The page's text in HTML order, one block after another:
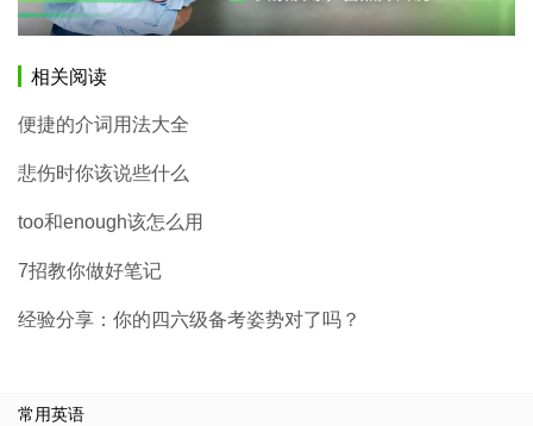
相关阅读
便捷的介词用法大全
悲伤时你该说些什么
too和enough该怎么用
7招教你做好笔记
经验分享：你的四六级备考姿势对了吗？
常用英语